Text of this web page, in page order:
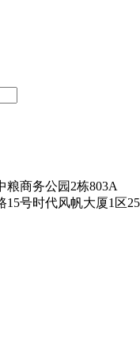
粮商务公园2栋803A
号时代风帆大厦1区